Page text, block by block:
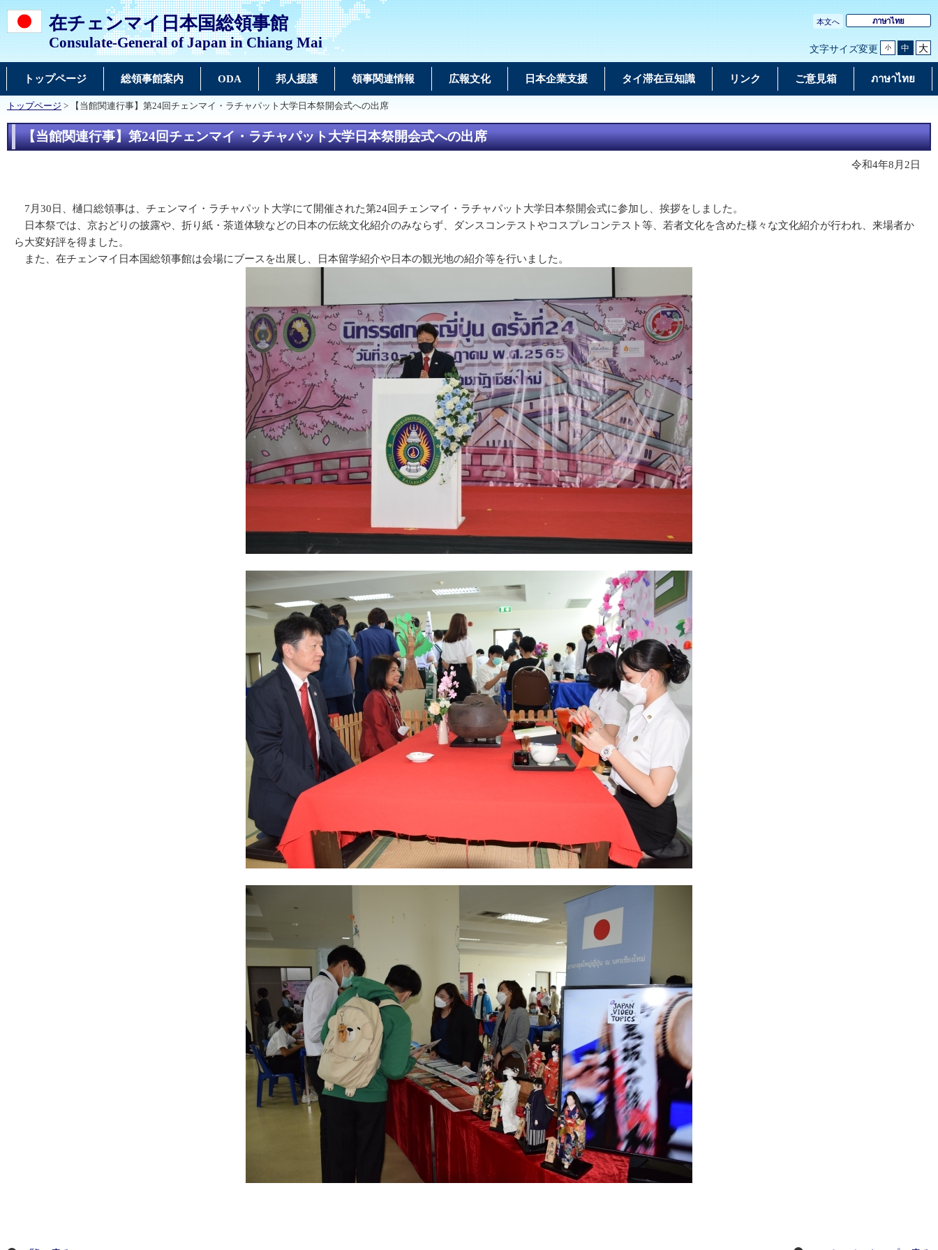
在チェンマイ日本国総領事館
Consulate-General of Japan in Chiang Mai
本文へ ภาษาไทย
文字サイズ変更 小 中 大
トップページ 総領事館案内 ODA 邦人援護 領事関連情報 広報文化 日本企業支援 タイ滞在豆知識 リンク ご意見箱 ภาษาไทย
トップページ > 【当館関連行事】第24回チェンマイ・ラチャパット大学日本祭開会式への出席
【当館関連行事】第24回チェンマイ・ラチャパット大学日本祭開会式への出席
令和4年8月2日
7月30日、樋口総領事は、チェンマイ・ラチャパット大学にて開催された第24回チェンマイ・ラチャパット大学日本祭開会式に参加し、挨拶をしました。
日本祭では、京おどりの披露や、折り紙・茶道体験などの日本の伝統文化紹介のみならず、ダンスコンテストやコスプレコンテスト等、若者文化を含めた様々な文化紹介が行われ、来場者か
ら大変好評を得ました。
また、在チェンマイ日本国総領事館は会場にブースを出展し、日本留学紹介や日本の観光地の紹介等を行いました。